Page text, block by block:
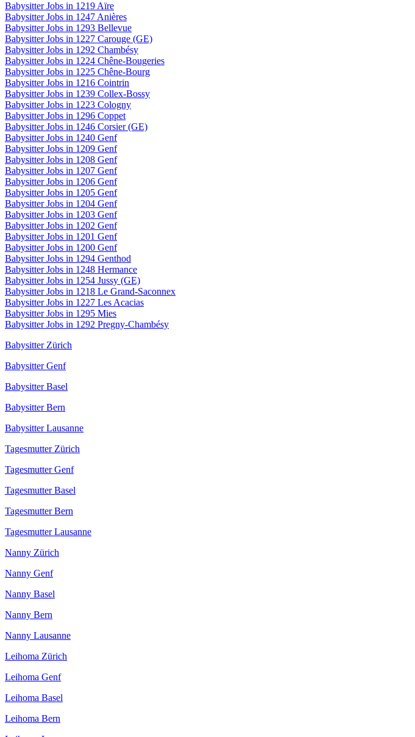
Babysitter Jobs in 1219 Aïre
Babysitter Jobs in 1247 Anières
Babysitter Jobs in 1293 Bellevue
Babysitter Jobs in 1227 Carouge (GE)
Babysitter Jobs in 1292 Chambésy
Babysitter Jobs in 1224 Chêne-Bougeries
Babysitter Jobs in 1225 Chêne-Bourg
Babysitter Jobs in 1216 Cointrin
Babysitter Jobs in 1239 Collex-Bossy
Babysitter Jobs in 1223 Cologny
Babysitter Jobs in 1296 Coppet
Babysitter Jobs in 1246 Corsier (GE)
Babysitter Jobs in 1240 Genf
Babysitter Jobs in 1209 Genf
Babysitter Jobs in 1208 Genf
Babysitter Jobs in 1207 Genf
Babysitter Jobs in 1206 Genf
Babysitter Jobs in 1205 Genf
Babysitter Jobs in 1204 Genf
Babysitter Jobs in 1203 Genf
Babysitter Jobs in 1202 Genf
Babysitter Jobs in 1201 Genf
Babysitter Jobs in 1200 Genf
Babysitter Jobs in 1294 Genthod
Babysitter Jobs in 1248 Hermance
Babysitter Jobs in 1254 Jussy (GE)
Babysitter Jobs in 1218 Le Grand-Saconnex
Babysitter Jobs in 1227 Les Acacias
Babysitter Jobs in 1295 Mies
Babysitter Jobs in 1292 Pregny-Chambésy
Babysitter Zürich
Babysitter Genf
Babysitter Basel
Babysitter Bern
Babysitter Lausanne
Tagesmutter Zürich
Tagesmutter Genf
Tagesmutter Basel
Tagesmutter Bern
Tagesmutter Lausanne
Nanny Zürich
Nanny Genf
Nanny Basel
Nanny Bern
Nanny Lausanne
Leihoma Zürich
Leihoma Genf
Leihoma Basel
Leihoma Bern